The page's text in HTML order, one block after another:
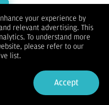
2026 dengan hadirnya
Artikel ini membahas
fitur utama, kecerdasan
dan terstruktur, artikel ini
terbaik sesuai kebutuhan
Dupoin.
Broker
Sign in
your experience by
relevant advertising. This
To understand more
please refer to our
list.
Accept